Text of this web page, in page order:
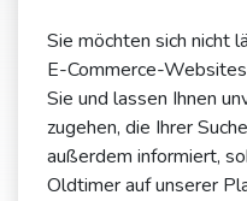
Sie möchten sich nicht
E-Commerce-
Sie und lassen Ihnen
zugehen, die Ihrer
außerdem informiert,
Oldtimer auf unserer